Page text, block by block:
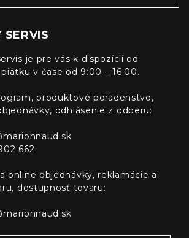
je pre vás k dispozícií od
v čase od 9:00 – 16:00.
produktové poradenstvo,
odhlásenie z odberu:
662
online objednávky, reklamácie a
dostupnosť tovaru: